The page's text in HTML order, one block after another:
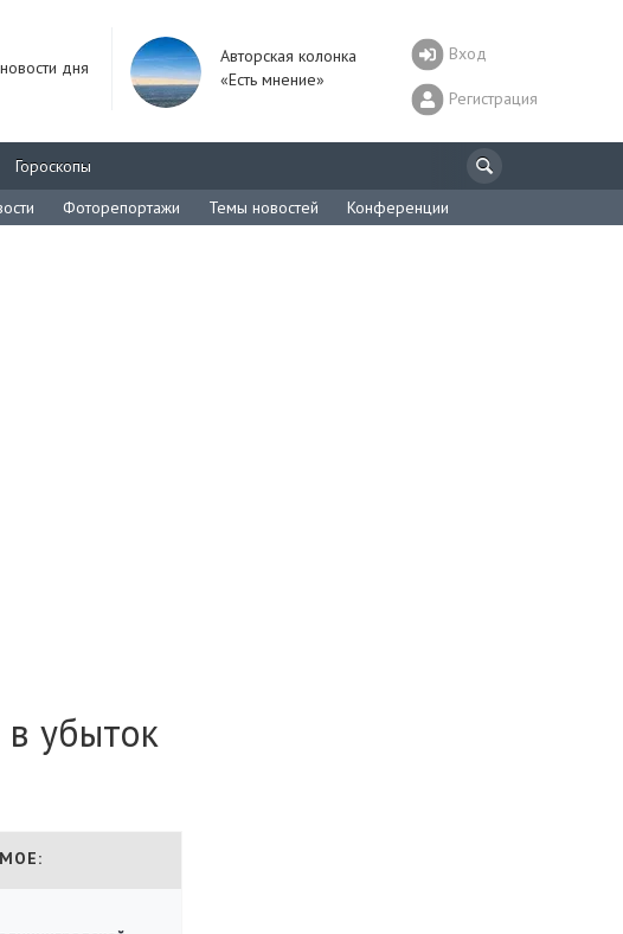
дня
Авторская колонка
«Есть мнение»
Вход
Регистрация
Гороскопы
Фоторепортажи Темы новостей Конференции
убыток